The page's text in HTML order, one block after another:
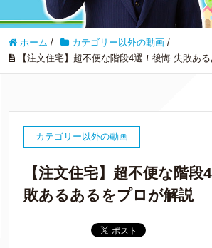
ホーム / カテゴリー以外の動画 /
【注文住宅】超不便な階段4選！後悔 失敗あ
カテゴリー以外の動画
【注文住宅】超不便な階段
敗あるあるをプロが解説